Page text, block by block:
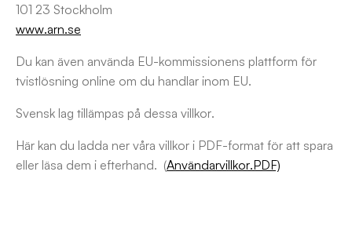
101 23 Stockholm
www.arn.se
Du kan även använda EU-kommissionens plattform för
tvistlösning online om du handlar inom EU.
Svensk lag tillämpas på dessa villkor.
Här kan du ladda ner våra villkor i PDF-format för att spara
eller läsa dem i efterhand. (Användarvillkor.PDF)